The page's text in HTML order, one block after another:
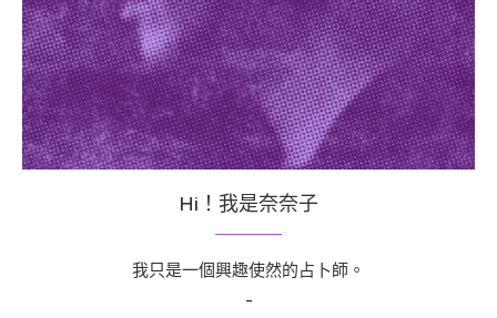
Hi！我是奈奈子
我只是一個興趣使然的占卜師。
-